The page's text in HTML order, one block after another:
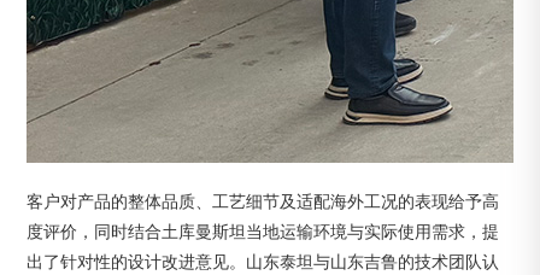
客户对产品的整体品质、工艺细节及适配海外工况的表现给予高
度评价，同时结合土库曼斯坦当地运输环境与实际使用需求，提
出了针对性的设计改进意见。山东泰坦与山东吉鲁的技术团队认